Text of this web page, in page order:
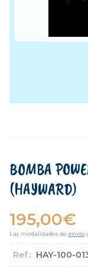
BOMBA
(HAYWARD)
195,00€
Las modalidades de envío
Ref.: HAY-100-